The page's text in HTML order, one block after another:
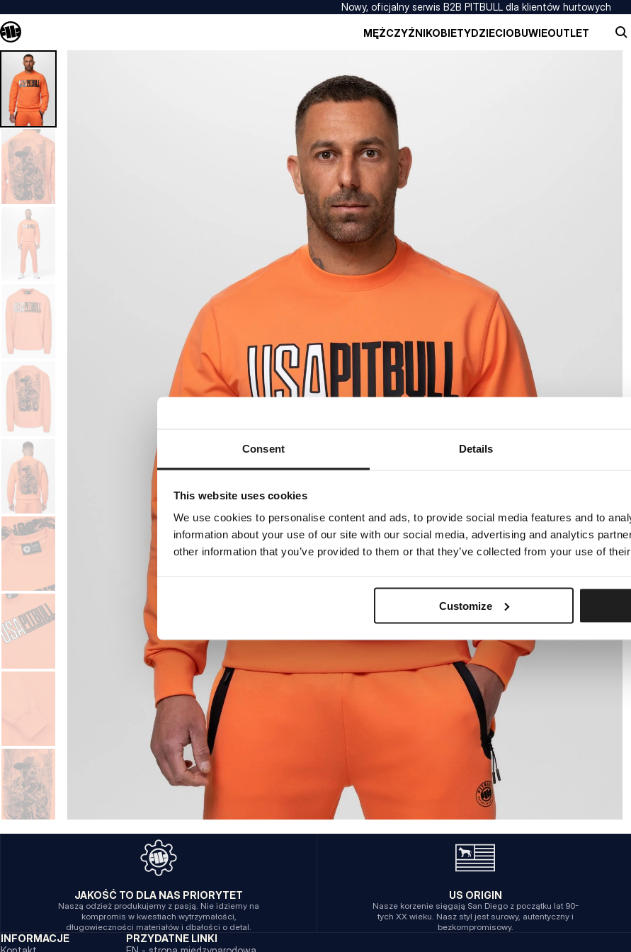
Consent Details
This website uses cookies
We use cookies to personalise content and ads, to provide social media features and to
information about your use of our site with our social media, advertising and analytics
other information that you’ve provided to them or that they’ve collected from your use of
Customize
Nowy, oficjalny serwis B2B PITBULL dla klientów hurtowych
MĘŻCZYŹNIKOBIETYDZIECIOBUWIEOUTLET
JAKOŚĆ TO DLA NAS PRIORYTET
Naszą odzież produkujemy z pasją. Nie idziemy na
kompromis w kwestiach wytrzymałości,
długowieczności materiałów i dbałości o detal.
US ORIGIN
Nasze korzenie sięgają San Diego z początku lat 90-
tych XX wieku. Nasz styl jest surowy, autentyczny i
bezkompromisowy.
INFORMACJE
PRZYDATNE LINKI